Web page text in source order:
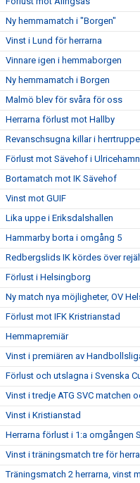
Ny hemmamatch i "Borgen"
Vinst i Lund för herrarna
Vinnare igen i hemmaborgen
Ny hemmamatch i Borgen
Malmö blev för svåra för oss
Herrarna förlust mot Hallby
Revanschsugna killar i
Förlust mot Sävehof i Ulricehamn
Bortamatch mot IK Sävehof
Vinst mot GUIF
Lika uppe i Eriksdalshallen
Hammarby borta i omgång 5
Redbergslids IK kördes över
Förlust i Helsingborg
Ny match nya möjligheter, OV
Förlust mot IFK Kristrianstad
Hemmapremiär
Vinst i premiären av
Förlust och utslagna i Svenska
Vinst i tredje ATG SVC matchen
Vinst i Kristianstad
Herrarna förlust i 1:a omgången
Vinst i träningsmatch tre för
Träningsmatch 2 herrarna, vinst